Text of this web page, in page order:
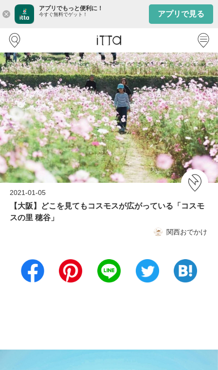
close
アプリでもっと便利に！
今すぐ無料でゲット！ アプリで見る
2021-01-05
【大阪】どこを見てもコスモスが広がっている「コスモ
スの里 穂谷」
関西おでかけ